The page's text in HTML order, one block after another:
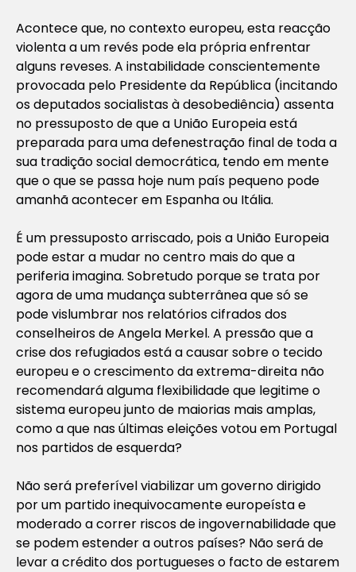
Acontece que, no contexto europeu, esta reacção
violenta a um revés pode ela própria enfrentar
alguns reveses. A instabilidade conscientemente
provocada pelo Presidente da República (incitando
os deputados socialistas à desobediência) assenta
no pressuposto de que a União Europeia está
preparada para uma defenestração final de toda a
sua tradição social democrática, tendo em mente
que o que se passa hoje num país pequeno pode
amanhã acontecer em Espanha ou Itália.
É um pressuposto arriscado, pois a União Europeia
pode estar a mudar no centro mais do que a
periferia imagina. Sobretudo porque se trata por
agora de uma mudança subterrânea que só se
pode vislumbrar nos relatórios cifrados dos
conselheiros de Angela Merkel. A pressão que a
crise dos refugiados está a causar sobre o tecido
europeu e o crescimento da extrema-direita não
recomendará alguma flexibilidade que legitime o
sistema europeu junto de maiorias mais amplas,
como a que nas últimas eleições votou em Portugal
nos partidos de esquerda?
Não será preferível viabilizar um governo dirigido
por um partido inequivocamente europeísta e
moderado a correr riscos de ingovernabilidade que
se podem estender a outros países? Não será de
levar a crédito dos portugueses o facto de estarem